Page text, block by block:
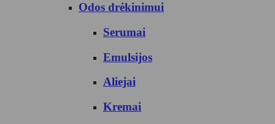
Odos drėkinimui
Serumai
Emulsijos
Aliejai
Kremai